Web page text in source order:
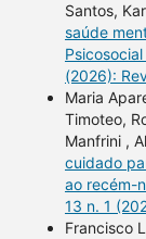
Santos,
saúde
Psicosocial
(2026):
Maria
Timoteo,
Manfrini ,
cuidado
ao recém-
13 n. 1
Francisco